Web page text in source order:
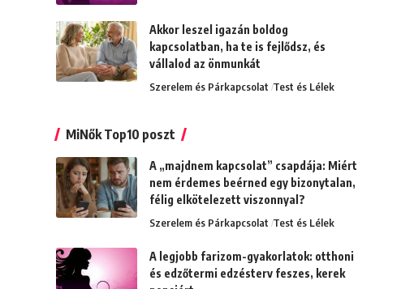
Akkor leszel igazán boldog
kapcsolatban, ha te is fejlődsz, és
vállalod az önmunkát
Szerelem és Párkapcsolat Test és Lélek
MiNők Top10 poszt
A „majdnem kapcsolat” csapdája: Miért
nem érdemes beérned egy bizonytalan,
félig elkötelezett viszonnyal?
Szerelem és Párkapcsolat Test és Lélek
A legjobb farizom-gyakorlatok: otthoni
és edzőtermi edzésterv feszes, kerek